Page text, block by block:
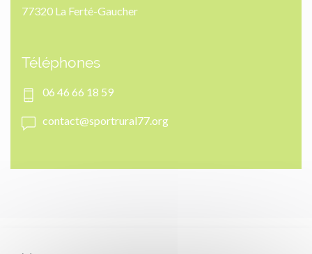
77320 La Ferté-Gaucher
Téléphones
06 46 66 18 59
contact@sportrural77.org